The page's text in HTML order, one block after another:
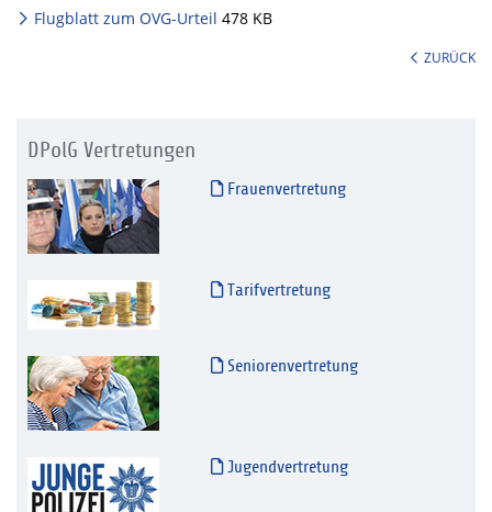
Flugblatt zum OVG-Urteil 478 KB
ZURÜCK
DPolG Vertretungen
Frauenvertretung
Tarifvertretung
Seniorenvertretung
Jugendvertretung